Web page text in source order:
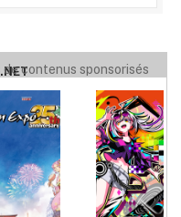
de contenus sponsorisés